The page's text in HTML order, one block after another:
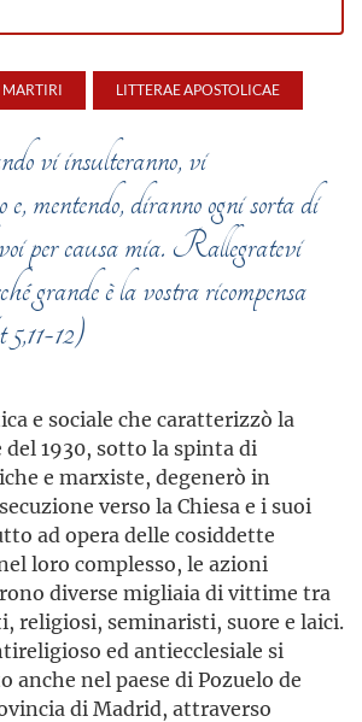
MARTIRI LITTERAE APOSTOLICAE
vi insulteranno, vi
e, mentendo, diranno ogni sorta di
per causa mia. Rallegratevi
grande è la vostra ricompensa
12)
e sociale che caratterizzò la
del 1930, sotto la spinta di
e marxiste, degenerò in
verso la Chiesa e i suoi
ad opera delle cosiddette
loro complesso, le azioni
diverse migliaia di vittime tra
religiosi, seminaristi, suore e laici.
ed antiecclesiale si
anche nel paese di Pozuelo de
di Madrid, attraverso